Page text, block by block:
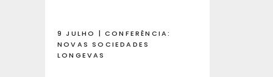
9 JULHO | CONFERÊNCIA:
NOVAS SOCIEDADES
LONGEVAS